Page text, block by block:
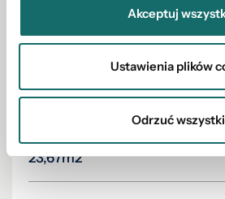
Akceptuj
Ustawienia plików
Odrzuć
MIESZKANIE NA SPRZEDAŻ
Kameralne Zawady - 58,80m2
23,67m2